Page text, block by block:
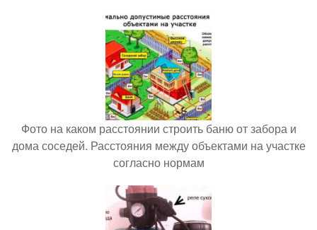
Фото на каком расстоянии строить баню от забора и
дома соседей. Расстояния между объектами на участке
согласно нормам